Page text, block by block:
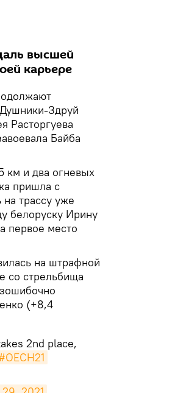
высшей
карьере
Здруй
Расторгуева
Байба
км и два огневых
пришла с
трассу уже
белоруску Ирину
первое место
на штрафной
со стрельбища
(+8,4
2nd place,